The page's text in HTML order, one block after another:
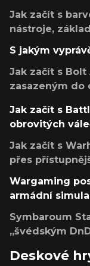
Jak začít s
nástroje,
S jakým
Jak začít s
zasazeným do
Jak začít s
obrovitých
Jak začít s
přes
Wargaming
armádní
Symbaroum
„švédským
Deskové